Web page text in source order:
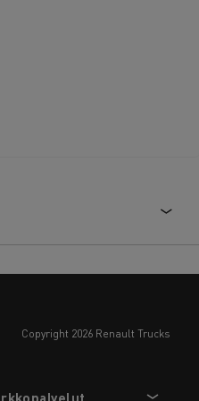
copyright 2026 Renault Trucks